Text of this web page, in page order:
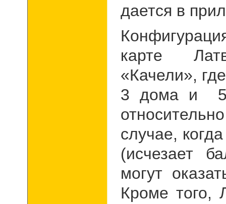
дается в
карте
«Качели»,
3 дома и
случае,
(исчезает
могут
Кроме того,